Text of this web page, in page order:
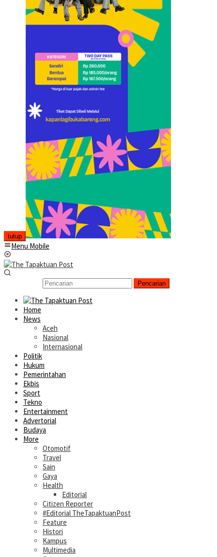
tutup
Menu Mobile
Pencarian
Home
News
Aceh
Nasional
Internasional
Politik
Hukum
Pemerintahan
Ekbis
Sport
Tekno
Entertainment
Advertorial
Budaya
More
Otomotif
Travel
Sain
Gaya
Health
Editorial
Citizen Reporter
#Editorial TheTapaktuanPost
Feature
Histori
Kampus
Multimedia